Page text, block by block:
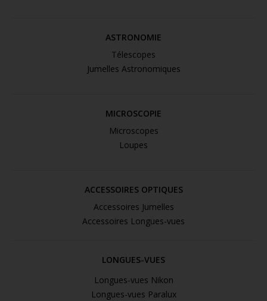
ASTRONOMIE
Télescopes
Jumelles Astronomiques
MICROSCOPIE
Microscopes
Loupes
ACCESSOIRES OPTIQUES
Accessoires Jumelles
Accessoires Longues-vues
LONGUES-VUES
Longues-vues Nikon
Longues-vues Paralux